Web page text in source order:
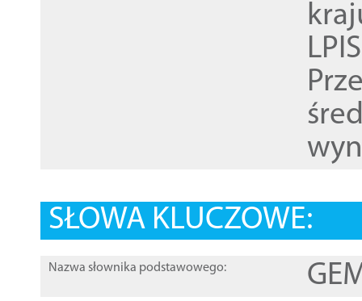
SŁOWA KLUCZOWE:
Nazwa słownika podstawowego: